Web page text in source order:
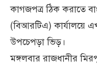
কাগজপত্র ঠিক করাতে
(বিআরটিএ) কার্যালয়ে
উপচেপড়া ভিড়।
মঙ্গলবার রাজধানীর